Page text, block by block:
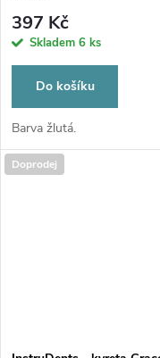
397 Kč
Skladem 6 ks
Do košíku
Barva žlutá.
Doprodej